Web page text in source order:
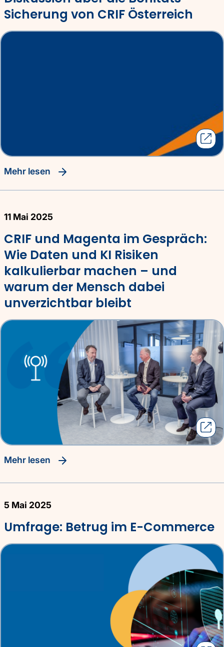
Sicherung von CRIF Österreich
Mehr lesen
11 Mai 2025
CRIF und Magenta im Gespräch:
Wie Daten und KI Risiken
kalkulierbar machen – und
warum der Mensch dabei
unverzichtbar bleibt
Mehr lesen
5 Mai 2025
Umfrage: Betrug im E-Commerce